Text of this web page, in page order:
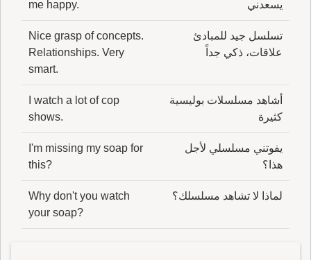
يسعدني me happy.
تسلسل جيد للمبادئ
علاقات، ذكي جداً
Nice grasp of concepts.
Relationships. Very
smart.
أشاهد مسلسلات بوليسية
كثيرة
I watch a lot of cop
shows.
يفوتني مسلسلي لأجل
هذا؟
I'm missing my soap for
this?
لماذا لا تشاهد مسلسلك؟
Why don't you watch
your soap?